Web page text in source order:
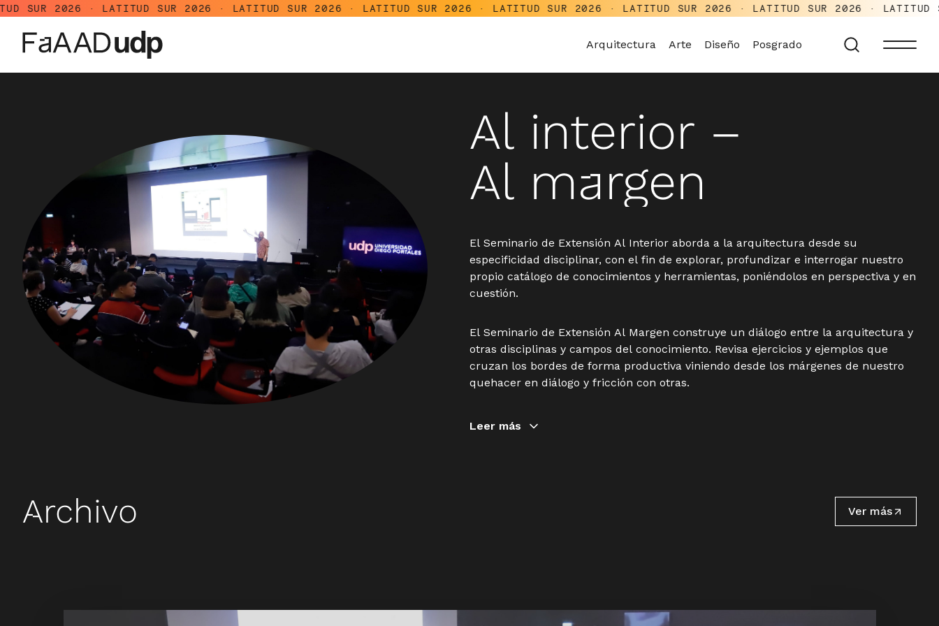
· LATITUD SUR 2026 · LATITUD SUR 2026 · LATITUD SUR 2026 · LATITUD SUR 2026 · LATITUD SUR 2026 · LATITUD SUR 2026 · LATITUD SUR
Arquitectura Arte Diseño Posgrado
Al interior –
Al margen
El Seminario de Extensión Al Interior aborda a la arquitectura desde su
especificidad disciplinar, con el fin de explorar, profundizar e interrogar nuestro
propio catálogo de conocimientos y herramientas, poniéndolos en perspectiva y en
cuestión.
El Seminario de Extensión Al Margen construye un diálogo entre la arquitectura y
otras disciplinas y campos del conocimiento. Revisa ejercicios y ejemplos que
cruzan los bordes de forma productiva viniendo desde los márgenes de nuestro
quehacer en diálogo y fricción con otras.
Leer más
Archivo Ver más